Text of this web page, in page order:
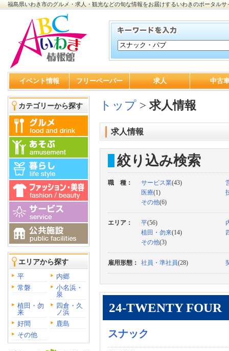
福島県いわき市のグルメ・求人・観光などの旬な情報をお届けするいわきのポータルサ
イベント情報 フリーペーパー 求人 中古
カテゴリーから探す
エリアから探す
平
内郷
常磐
小名浜・
泉
植田・勿
来
四倉・久
ノ浜
好間
鹿島
その他
トップ >求人情報
求人情報
絞り込み検索
職 種： サービス業(43)
医療(1)
その他(6)
エリア： 平(56)
植田・勿来(14)
その他(3)
雇用形態： 社員・準社員(28)
24-TWENTY FOUR
スナック